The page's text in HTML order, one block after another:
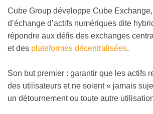
Cube Group développe Cube
d’échange d’actifs numériques dite
répondre aux défis des exchanges
et des plateformes décentralisées.
Son but premier : garantir que les actifs
des utilisateurs et ne soient « jamais
un détournement ou toute autre